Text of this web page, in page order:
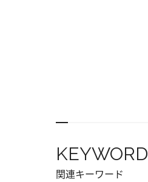
KEYWORD
関連キーワード